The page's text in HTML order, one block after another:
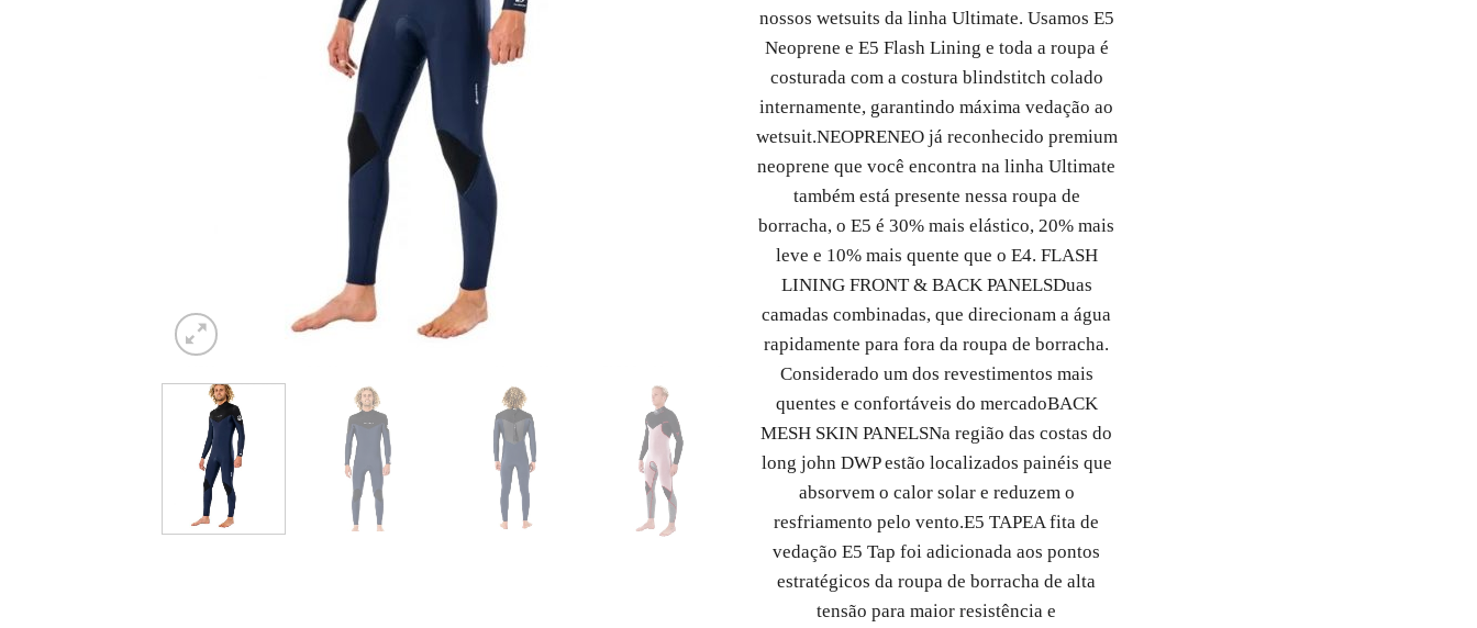
nossos wetsuits da linha Ultimate. Usamos E5
Neoprene e E5 Flash Lining e toda a roupa é
costurada com a costura blindstitch colado
internamente, garantindo máxima vedação ao
wetsuit.NEOPRENEO já reconhecido premium
neoprene que você encontra na linha Ultimate
também está presente nessa roupa de
borracha, o E5 é 30% mais elástico, 20% mais
leve e 10% mais quente que o E4. FLASH
LINING FRONT & BACK PANELSDuas
camadas combinadas, que direcionam a água
rapidamente para fora da roupa de borracha.
Considerado um dos revestimentos mais
quentes e confortáveis do mercadoBACK
MESH SKIN PANELSNa região das costas do
long john DWP estão localizados painéis que
absorvem o calor solar e reduzem o
resfriamento pelo vento.E5 TAPEA fita de
vedação E5 Tap foi adicionada aos pontos
estratégicos da roupa de borracha de alta
tensão para maior resistência e